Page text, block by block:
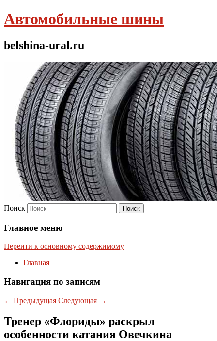
Автомобильные шины
belshina-ural.ru
Поиск
Главное меню
Перейти к основному содержимому
Главная
Навигация по записям
← Предыдущая Следующая →
Тренер «Флориды» раскрыл
особенности катания Овечкина